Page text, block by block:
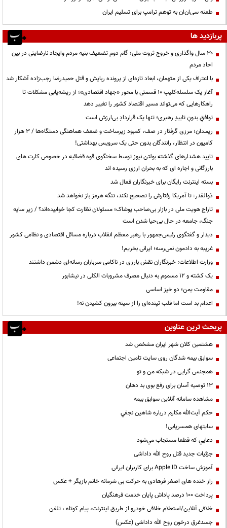
طعنه سی‌ان‌ان به توهم ترامپ برای تسلیم ایران
پربازدید ها
۳۰ سال واگذاری و خروج ثروت ملی؛ گام دوم تضعیف بنیه مردم وایجاد نارضایتی در بین
احاد مردم
با اعتراف یکی از متهمان، ابعاد تازه‌ای از پرونده ربایش و قتل حمیدرضا رجب‌زاده آشکار شد
آغاز یک سلسله‌کلیپ ۱۰ قسمتی با محور «جهاد اقتصادی»؛ از ریشه‌یابی مشکلات تا
راهکارهایی که می‌تواند مسیر اقتصاد کشور را تغییر دهد
توافقِ بدونِ تاییدِ رهبری؛ تنها یک قراردادِ بی‌ارزش است
ریمـدان؛ مرزی گرفتار در صف، کمبود زیرساخت و ضعف هماهنگی دستگاه‌ها / ۳ هزار
کامیون در انتظار، رانندگان بدون حتی یک سرویس بهداشتی!
تایید هشدارهای گذشته بولتن نیوز توسط سخنگوی قوه قضائیه در خصوص کارت های
بارزگانی و اجاره ای که به بحران ارزی رسیده اند
بسته اینترنت رایگان برای خبرنگاران فعال شد
ذوالقدر: تا آمریکا رفتارش را تصحیح نکند، تنگه هرمز باز نخواهد شد
تاراج هویت ملی در بازار بی‌صاحب پوشاک؛ مسئولان نظارت کجا خوابیده‌اند؟ / زیر سایه
جنگ، جامعه در حال بی‌حیا شدن است
دیدار و گفتگوی رئیس‌جمهور با رهبر معظم انقلاب درباره مسائل اقتصادی و نظامی کشور
غریبه به دادمون نمی‌رسه؛ ایرانی بخریم!
وزارت اطلاعات: خبرنگاران نقش بارزی در ناکامی سربازان رسانه‌ای دشمن داشتند
یک کشته و ۱۲ مسموم به دنبال مصرف مشروبات الکلی در نیشابور
مقاومت یمن؛ دو خیز اساسی
اعدام بد است اما قلب تپنده‌ای را از سینه بیرون کشیدن نه!
پربحث ترین عناوین
هشتمین کلان شهر ایران مشخص شد
سوابق بیمه شدگان روی سایت تامین اجتماعی
همجنس گرایی در شبکه من و تو
13 توصیه آسان برای رفع بوی بد دهان
مشاهده سامانه آنلاين سوابق بیمه
حكم آيت‌الله مكارم درباره شاهين نجفي
سایتهای همسریابی!
دعايي كه قطعا مستجاب مي‌شود
جزئیات جدید قتل روح الله داداشی
آموزش ساخت Apple ID برای کاربران ایرانی
راز خنده های اصغر فرهادی به حرکت بی شرمانه خانم بازیگر + عکس
پرداخت ۱۰۰ درصد پاداش پایان خدمت فرهنگیان
خلافی آنلاین/استعلام خلافی خودرو از طریق اینترنت، پیام کوتاه ، تلفن
جسدغرق درخون روح الله داداشی (عکس)